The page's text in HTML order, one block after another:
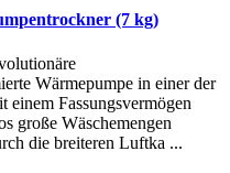
(7 kg)
Wärmepumpe in einer der
einem Fassungsvermögen
große Wäschemengen
die breiteren Luftka ...